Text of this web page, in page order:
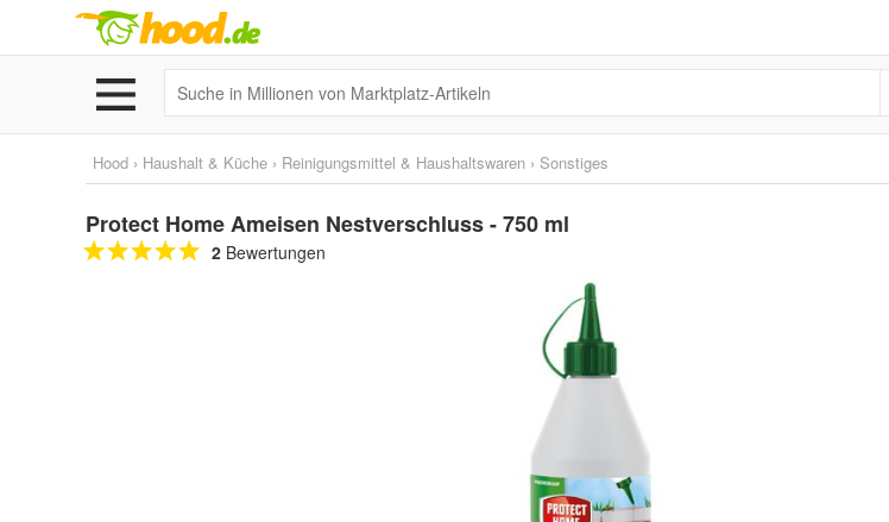
Hood › Haushalt & Küche › Reinigungsmittel & Haushaltswaren › Sonstiges
Protect Home Ameisen Nestverschluss - 750 ml
2 Bewertungen